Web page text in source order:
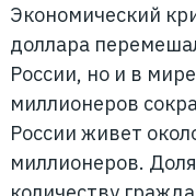
Экономический
доллара
России, но и в
миллионеров
России живет
миллионеров.